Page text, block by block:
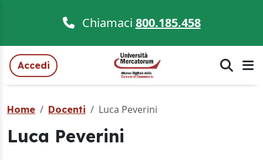
Chiamaci 800.185.458
Accedi
Home Docenti Luca Peverini
Luca Peverini